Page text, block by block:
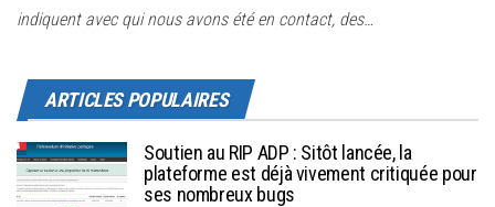
indiquent avec qui nous avons été en contact, des…
ARTICLES POPULAIRES
Soutien au RIP ADP : Sitôt lancée, la
plateforme est déjà vivement critiquée pour
ses nombreux bugs